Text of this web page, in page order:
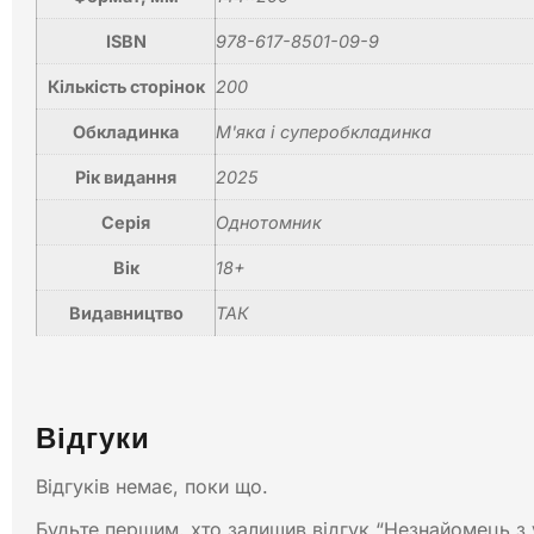
ISBN 978-617-8501-09-9
Кількість сторінок 200
Обкладинка М'яка і суперобкладинка
Рік видання 2025
Серія Однотомник
Вік 18+
Видавництво ТАК
Відгуки
Відгуків немає, поки що.